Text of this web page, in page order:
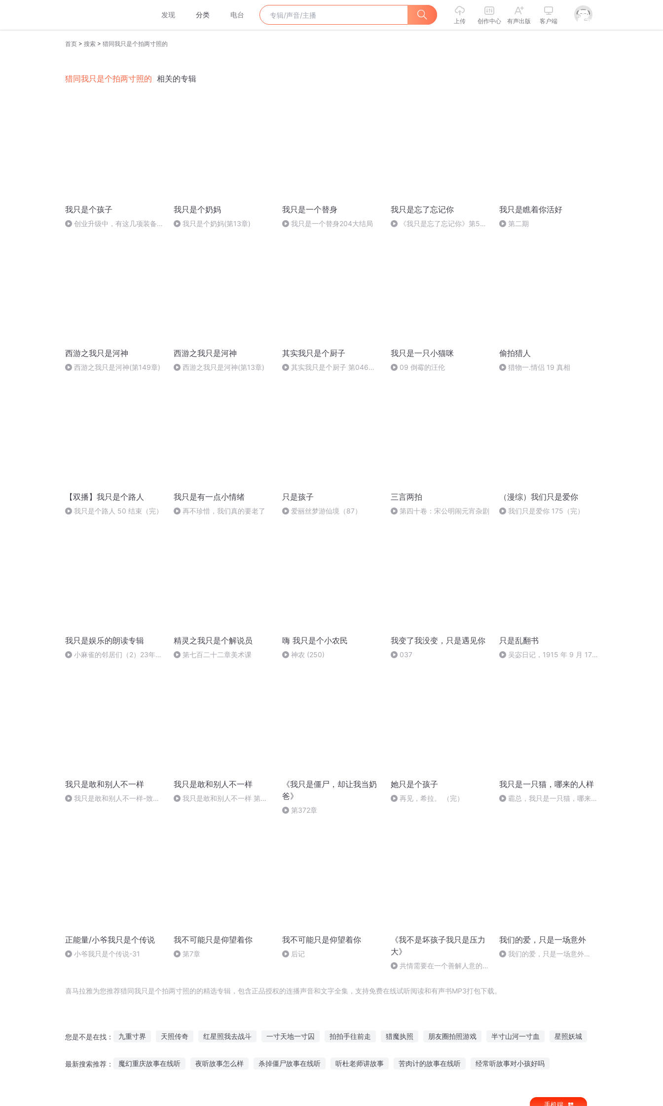
发现 分类 电台
上传 创作中心 有声出版 客户端
首页 > 搜索 > 猎同我只是个拍两寸照的
猎同我只是个拍两寸照的 相关的专辑
我只是个孩子
创业升级中，有这几项装备才
我只是个奶妈
我只是个奶妈(第13章)
我只是一个替身
我只是一个替身204大结局
我只是忘了忘记你
《我只是忘了忘记你》第56
我只是瞧着你活好
第二期
西游之我只是河神
西游之我只是河神(第149章)
西游之我只是河神
西游之我只是河神(第13章)
其实我只是个厨子
其实我只是个厨子 第046集
我只是一只小猫咪
09 倒霉的汪伦
偷拍猎人
猎物一.情侣 19 真相
【双播】我只是个路人
我只是个路人 50 结束（完）
我只是有一点小情绪
再不珍惜，我们真的要老了
只是孩子
爱丽丝梦游仙境（87）
三言两拍
第四十卷：宋公明闹元宵杂剧
（漫综）我们只是爱你
我们只是爱你 175（完）
我只是娱乐的朗读专辑
小麻雀的邻居们（2）23年7
精灵之我只是个解说员
第七百二十二章美术课
嗨 我只是个小农民
神农 (250)
我变了我没变，只是遇见你
037
只是乱翻书
吴宓日记，1915 年 9 月 17
我只是敢和别人不一样
我只是敢和别人不一样-致我
我只是敢和别人不一样
我只是敢和别人不一样 第二
《我只是僵尸，却让我当奶
爸》
第372章
她只是个孩子
再见，希拉。 （完）
我只是一只猫，哪来的人样
霸总，我只是一只猫，哪来的
正能量/小爷我只是个传说
小爷我只是个传说-31
我不可能只是仰望着你
第7章
我不可能只是仰望着你
后记
《我不是坏孩子我只是压力
大》
共情需要在一个善解人意的氛
我们的爱，只是一场意外
我们的爱，只是一场意外
喜马拉雅为您推荐猎同我只是个拍两寸照的的精选专辑，包含正品授权的连播声音和文字全集，支持免费在线试听阅读和有声书MP3打包下载。
您是不是在找： 九重寸界 天照传奇 红星照我去战斗 一寸天地一寸囚 拍拍手往前走 猎魔执照 朋友圈拍照游戏 半寸山河一寸血 星照妖城
最新搜索推荐： 魔幻重庆故事在线听 夜听故事怎么样 杀掉僵尸故事在线听 听杜老师讲故事 苦肉计的故事在线听 经常听故事对小孩好吗